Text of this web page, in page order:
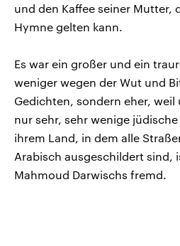
und den Kaffee seiner Mutter,
Hymne gelten kann.
Es war ein großer und ein
weniger wegen der Wut und
Gedichten, sondern eher,
nur sehr, sehr wenige
ihrem Land, in dem alle
Arabisch ausgeschildert sind,
Mahmoud Darwischs fremd.